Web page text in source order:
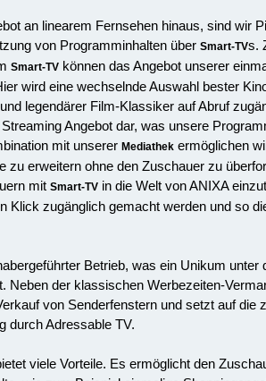
an linearem Fernsehen hinaus, sind wir
von Programminhalten über Smart-TVs.
Smart-TV können das Angebot unserer
wird eine wechselnde Auswahl bester
legendärer Film-Klassiker auf Abruf
Angebot dar, was unsere
mit unserer Mediathek ermöglichen
zu erweitern ohne den Zuschauer zu
mit Smart-TV in die Welt von ANIXA
Klick zugänglich gemacht werden und so
Betrieb, was ein Unikum unter
Neben der klassischen Werbezeiten-
von Senderfenstern und setzt auf die
durch Adressable TV.
viele Vorteile. Es ermöglicht den